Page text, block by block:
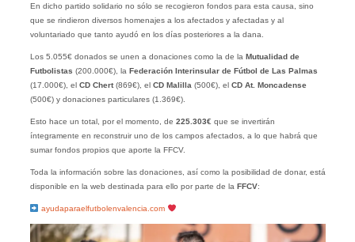
En dicho partido solidario no sólo se recogieron fondos para esta causa, sino
que se rindieron diversos homenajes a los afectados y afectadas y al
voluntariado que tanto ayudó en los días posteriores a la dana.
Los 5.055€ donados se unen a donaciones como la de la Mutualidad de
Futbolistas (200.000€), la Federación Interinsular de Fútbol de Las Palmas
(17.000€), el CD Chert(869€), el CD Malilla (500€), el CD At. Moncadense
(500€) y donaciones particulares (1.369€).
Esto hace un total, por el momento, de 225.303€ que se invertirán
íntegramente en reconstruir uno de los campos afectados, a lo que habrá que
sumar fondos propios que aporte la FFCV.
Toda la información sobre las donaciones, así como la posibilidad de donar, está
disponible en la web destinada para ello por parte de la FFCV:
ayudaparaelfutbolenvalencia.com